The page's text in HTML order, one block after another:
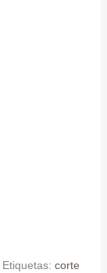
Etiquetas: corte